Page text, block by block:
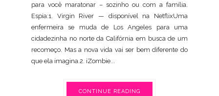
para você maratonar – sozinho ou com a família.
Espia:1. Virgin River — disponível na NetflixUma
enfermeira se muda de Los Angeles para uma
cidadezinha no norte da Califórnia em busca de um
recomeço. Mas a nova vida vai ser bem diferente do
que ela imagina.2. iZombie...
CONTINUE READING